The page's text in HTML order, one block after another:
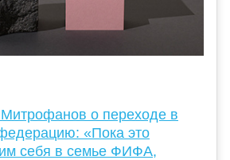
о переходе в
«Пока это
себя в семье ФИФА,